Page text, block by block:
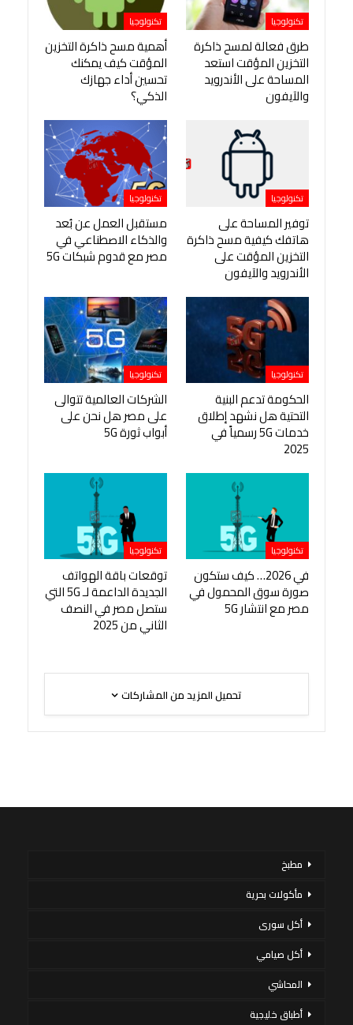
تكنولوجيا
طرق فعالة لمسح ذاكرة
التخزين المؤقت استعد
المساحة على الأندرويد
والآيفون
تكنولوجيا
أهمية مسح ذاكرة التخزين
المؤقت كيف يمكنك
تحسين أداء جهازك
الذكي؟
تكنولوجيا
توفير المساحة على
هاتفك كيفية مسح ذاكرة
التخزين المؤقت على
الأندرويد والآيفون
تكنولوجيا
مستقبل العمل عن بُعد
والذكاء الاصطناعي في
مصر مع قدوم شبكات 5G
تكنولوجيا
الحكومة تدعم البنية
التحتية هل نشهد إطلاق
خدمات 5G رسمياً في
2025
تكنولوجيا
الشركات العالمية تتوالى
على مصر هل نحن على
أبواب ثورة 5G
تكنولوجيا
في 2026… كيف ستكون
صورة سوق المحمول في
مصر مع انتشار 5G
تكنولوجيا
توقعات باقة الهواتف
الجديدة الداعمة لـ 5G التي
ستصل مصر في النصف
الثاني من 2025
تحميل المزيد من المشاركات
مطبخ
مأكولات بحرية
أكل سورى
أكل صيامي
المحاشي
أطباق خليجية